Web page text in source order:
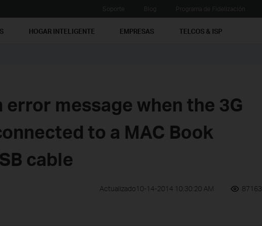
HOGAR INTELIGENTE EMPRESAS TELCOS & ISP
error message when the 3G
to a MAC Book
cable
Actualizado10-14-2014 10:30:20 AM 87163